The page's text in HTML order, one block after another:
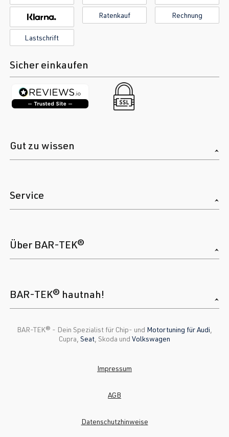
Ratenkauf Rechnung
Lastschrift
Sicher einkaufen
Gut zu wissen
Service
Über BAR-TEK®
BAR-TEK® hautnah!
BAR-TEK®️ - Dein Spezialist für Chip- und Motortuning für Audi
Cupra, Seat , Skoda und Volkswagen
Impressum
AGB
Datenschutzhinweise